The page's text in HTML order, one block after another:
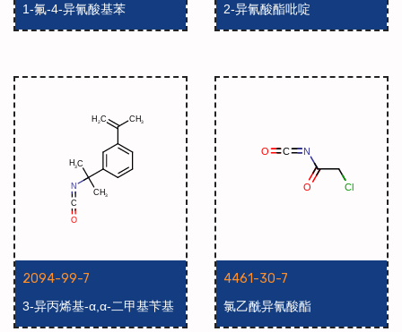
1-氟-4-异氰酸基苯 2-异氰酸酯吡啶
2094-99-7
3-异丙烯基-α,α-二甲基苄基
异氰酸酯
4461-30-7
氯乙酰异氰酸酯